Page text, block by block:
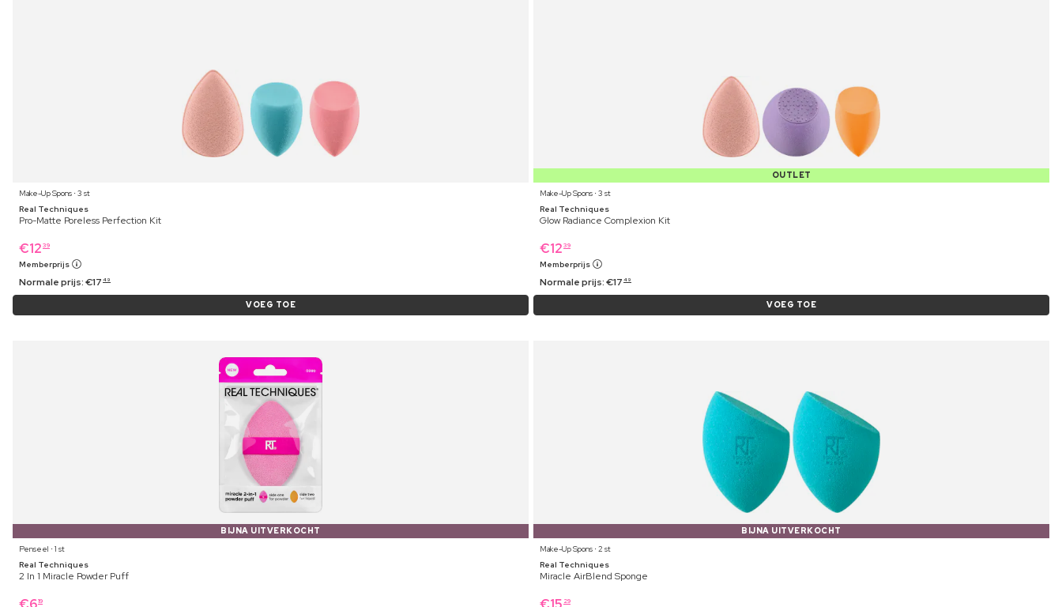
Make-Up Spons ⋅ 3 st
Real Techniques
Pro-Matte Poreless Perfection Kit
€12 39
Memberprijs
Normale prijs:€17 49
VOEG TOE
OUTLET
Make-Up Spons ⋅ 3 st
Real Techniques
Glow Radiance Complexion Kit
€12 39
Memberprijs
Normale prijs:€17 49
VOEG TOE
BIJNA UITVERKOCHT
Penseel ⋅ 1 st
Real Techniques
2 In 1 Miracle Powder Puff
19
BIJNA UITVERKOCHT
Make-Up Spons ⋅ 2 st
Real Techniques
Miracle AirBlend Sponge
29